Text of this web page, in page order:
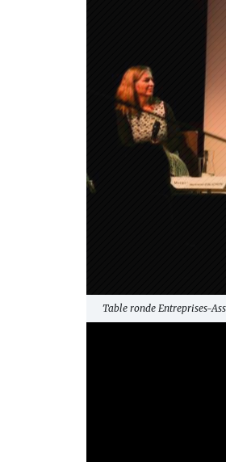
Table ronde Entreprises-